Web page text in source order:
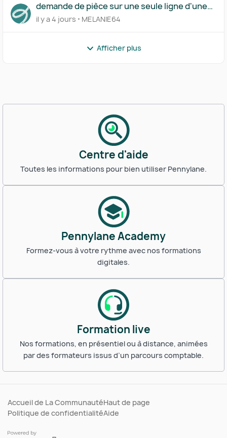
demande de pièce sur une seule ligne d'une
transaction
il y a 4 jours MELANIE64
Afficher plus
Centre d'aide
Toutes les informations pour bien utiliser Pennylane.
Pennylane Academy
Formez-vous à votre rythme avec nos formations
digitales.
Formation live
Nos formations, en présentiel ou à distance, animées
par des formateurs issus d’un parcours comptable.
Accueil de La CommunautéHaut de page
Politique de confidentialitéAide